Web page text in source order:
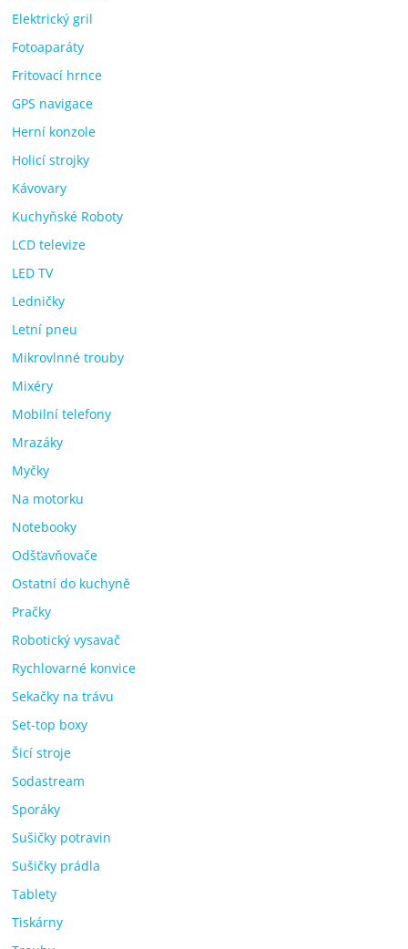
Elektrický gril
Fotoaparáty
Fritovací hrnce
GPS navigace
Herní konzole
Holicí strojky
Kávovary
Kuchyňské Roboty
LCD televize
LED TV
Ledničky
Letní pneu
Mikrovlnné trouby
Mixéry
Mobilní telefony
Mrazáky
Myčky
Na motorku
Notebooky
Odšťavňovače
Ostatní do kuchyně
Pračky
Robotický vysavač
Rychlovarné konvice
Sekačky na trávu
Set-top boxy
Šicí stroje
Sodastream
Sporáky
Sušičky potravin
Sušičky prádla
Tablety
Tiskárny